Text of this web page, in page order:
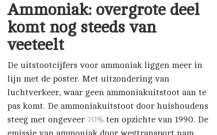
Ammoniak: overgrote deel
komt nog steeds van
veeteelt
De uitstootcijfers voor ammoniak liggen meer in
lijn met de poster. Met uitzondering van
luchtverkeer, waar geen ammoniakuitstoot aan te
pas komt. De ammoniakuitstoot door huishoudens
steeg met ongeveer 70% ten opzichte van 1990. De
emissie van ammoniak door wegtransport nam